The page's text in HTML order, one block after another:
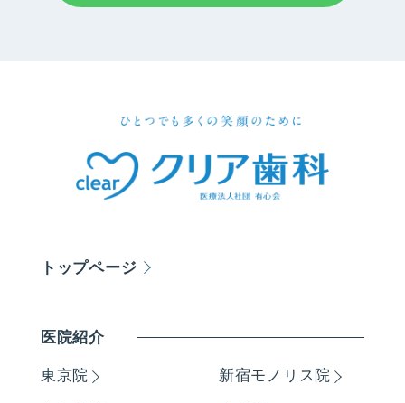
トップページ
医院紹介
東京院 新宿モノリス院